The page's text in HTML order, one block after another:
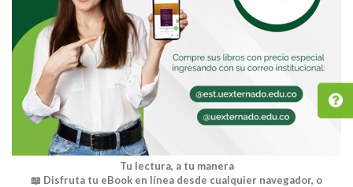
Tu lectura, a tu manera
📖 Disfruta tu eBook en línea desde cualquier navegador, o